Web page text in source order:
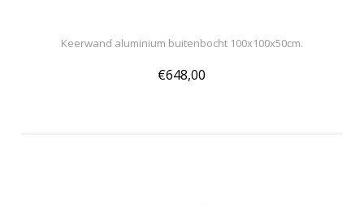
Keerwand aluminium buitenbocht 100x100x50cm.
€648,00